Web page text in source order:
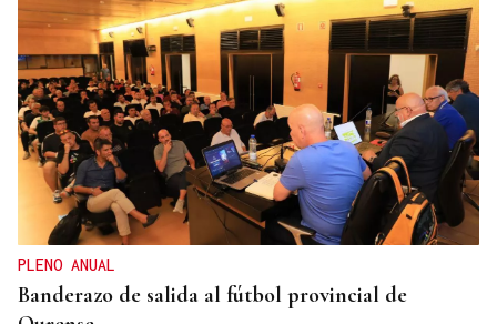
ENTREVISTA
Jorge Vázquez: "Nuestro objetivo a 2028 es crecer
creando valor para el accionista y para el equipo
que lo hace posible"
PLENO ANUAL
Banderazo de salida al fútbol provincial de